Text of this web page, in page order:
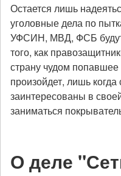
Остается лишь
уголовные дела по
УФСИН, МВД, ФСБ будут
того, как
страну чудом
произойдет, лишь когда
заинтересованы в
заниматься
О деле